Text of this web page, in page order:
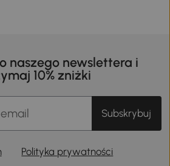
naszego newslettera i
10% zniżki
Subskrybuj
Polityka prywatności